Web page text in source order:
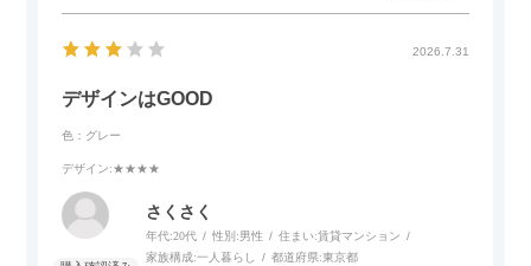
2026.7.31
デザインはGOOD
色：グレー
デザイン:★★★★
さくさく
年代:20代 性別:男性 住まい:賃貸マンション
家族構成:一人暮らし 都道府県:東京都